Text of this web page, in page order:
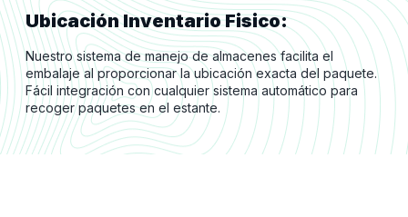
Ubicación Inventario Fisico:
Nuestro sistema de manejo de almacenes facilita el
embalaje al proporcionar la ubicación exacta del paquete.
Fácil integración con cualquier sistema automático para
recoger paquetes en el estante.